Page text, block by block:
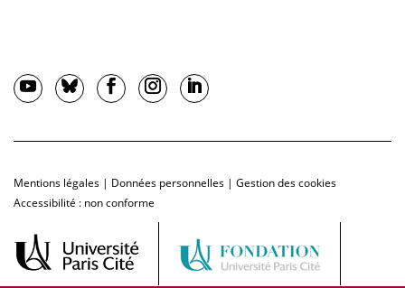
Mentions légales | Données personnelles | Gestion des cookies
Accessibilité : non conforme